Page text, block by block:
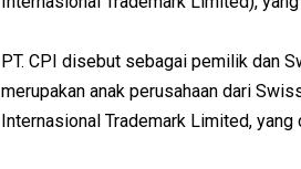
PT. CPI disebut sebagai pemilik dan
merupakan anak perusahaan dari
Internasional Trademark Limited,